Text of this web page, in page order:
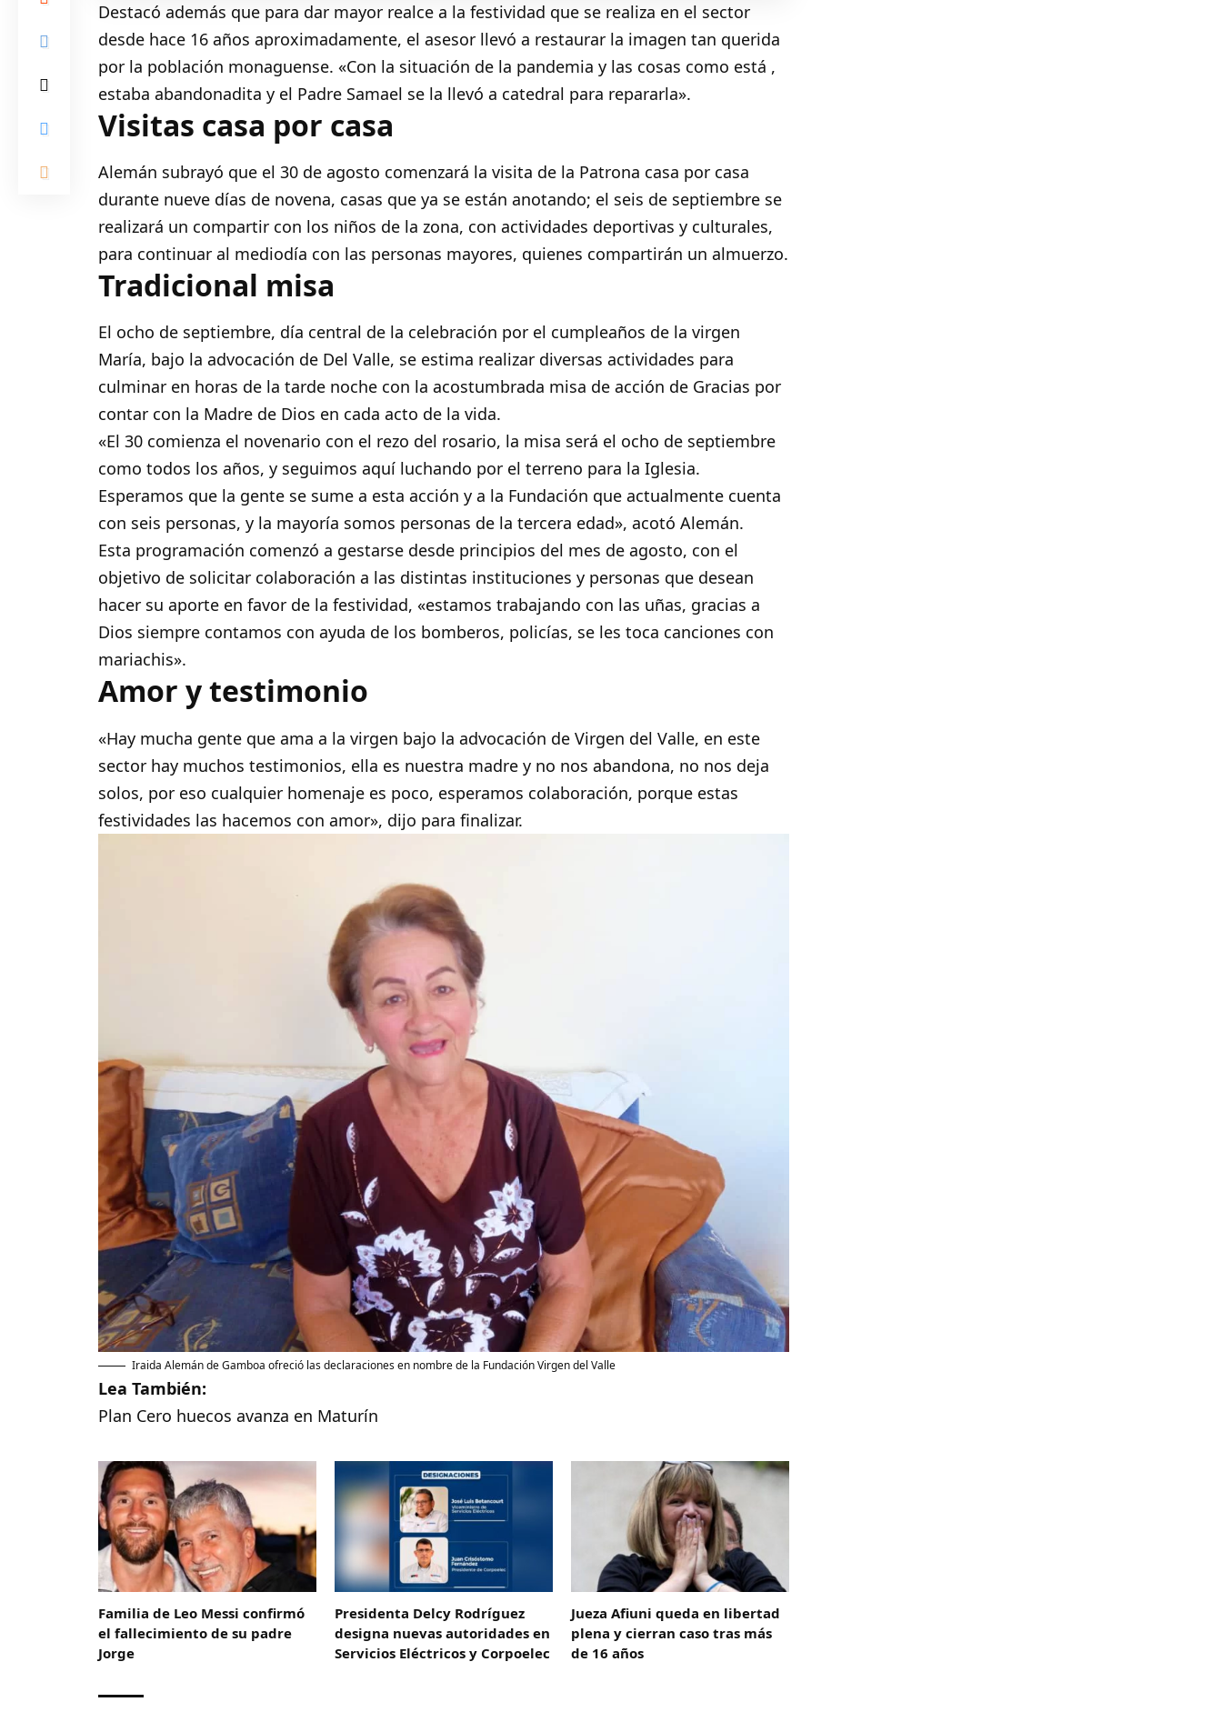
Destacó además que para dar mayor realce a la festividad que se realiza en el sector
desde hace 16 años aproximadamente, el asesor llevó a restaurar la imagen tan querida
por la población monaguense. «Con la situación de la pandemia y las cosas como está ,
estaba abandonadita y el Padre Samael se la llevó a catedral para repararla».
Visitas casa por casa
Alemán subrayó que el 30 de agosto comenzará la visita de la Patrona casa por casa
durante nueve días de novena, casas que ya se están anotando; el seis de septiembre se
realizará un compartir con los niños de la zona, con actividades deportivas y culturales,
para continuar al mediodía con las personas mayores, quienes compartirán un almuerzo.
Tradicional misa
El ocho de septiembre, día central de la celebración por el cumpleaños de la virgen
María, bajo la advocación de Del Valle, se estima realizar diversas actividades para
culminar en horas de la tarde noche con la acostumbrada misa de acción de Gracias por
contar con la Madre de Dios en cada acto de la vida.
«El 30 comienza el novenario con el rezo del rosario, la misa será el ocho de septiembre
como todos los años, y seguimos aquí luchando por el terreno para la Iglesia.
Esperamos que la gente se sume a esta acción y a la Fundación que actualmente cuenta
con seis personas, y la mayoría somos personas de la tercera edad», acotó Alemán.
Esta programación comenzó a gestarse desde principios del mes de agosto, con el
objetivo de solicitar colaboración a las distintas instituciones y personas que desean
hacer su aporte en favor de la festividad, «estamos trabajando con las uñas, gracias a
Dios siempre contamos con ayuda de los bomberos, policías, se les toca canciones con
mariachis».
Amor y testimonio
«Hay mucha gente que ama a la virgen bajo la advocación de Virgen del Valle, en este
sector hay muchos testimonios, ella es nuestra madre y no nos abandona, no nos deja
solos, por eso cualquier homenaje es poco, esperamos colaboración, porque estas
festividades las hacemos con amor», dijo para finalizar.
Iraida Alemán de Gamboa ofreció las declaraciones en nombre de la Fundación Virgen del Valle
Lea También:
Plan Cero huecos avanza en Maturín
Familia de Leo Messi confirmó
el fallecimiento de su padre
Jorge
Presidenta Delcy Rodríguez
designa nuevas autoridades en
Servicios Eléctricos y Corpoelec
Jueza Afiuni queda en libertad
plena y cierran caso tras más
de 16 años